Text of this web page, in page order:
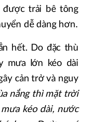
được trải bê tông
dễ dàng hơn.
hết. Do đặc thù
mưa lớn kéo dài
cản trở và nguy
nắng thì mặt trời
kéo dài, nước